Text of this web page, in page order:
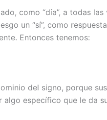
como “día”, a todas
un “sí”, como
Entonces tenemos:
del signo, porque
específico que le da